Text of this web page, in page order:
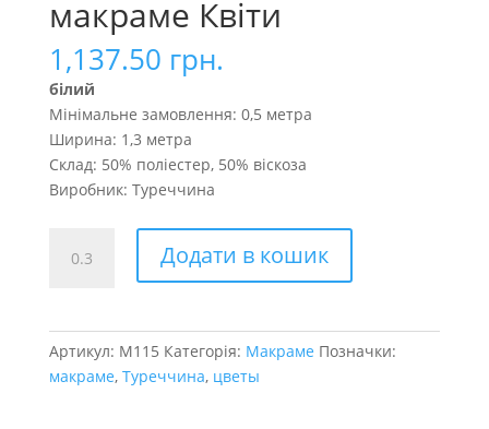
макраме Квіти
1,137.50 грн.
білий
Мінімальне замовлення: 0,5 метра
Ширина: 1,3 метра
Склад: 50% поліестер, 50% віскоза
Виробник: Туреччина
Квіти
Додати в кошик
Артикул: M115 Категорія: Макраме Позначки:
макраме, Туреччина, цветы